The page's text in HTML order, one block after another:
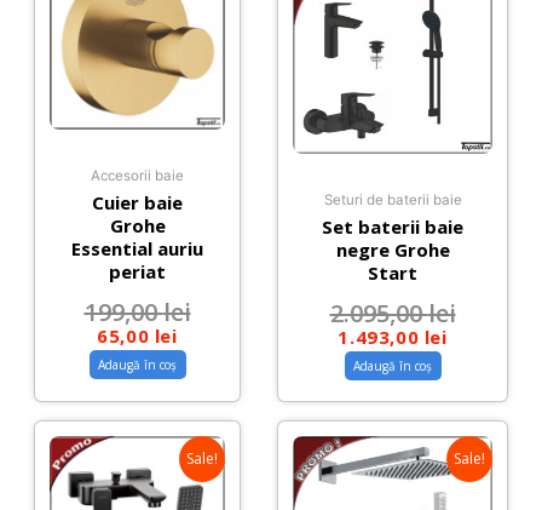
Accesorii baie
Cuier baie
Grohe
Essential auriu
periat
199,00lei
65,00 lei
Adaugă în coș
Seturi de baterii baie
Set baterii baie
negre Grohe
Start
2.095,00lei
1.493,00 lei
Adaugă în coș
Sale! Sale!